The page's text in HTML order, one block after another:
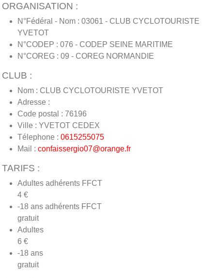
ORGANISATION :
N°Fédéral - Nom : 03061 - CLUB CYCLOTOURISTE
YVETOT
N°CODEP : 076 - CODEP SEINE MARITIME
N°COREG : 09 - COREG NORMANDIE
CLUB :
Nom : CLUB CYCLOTOURISTE YVETOT
Adresse :
Code postal : 76196
Ville : YVETOT CEDEX
Télephone : 0615255075
Mail : confaissergio07@orange.fr
TARIFS :
Adultes adhérents FFCT
4 €
-18 ans adhérents FFCT
gratuit
Adultes
6 €
-18 ans
gratuit